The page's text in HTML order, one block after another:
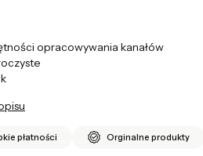
opracowywania kanałów
płatności Orginalne produkty